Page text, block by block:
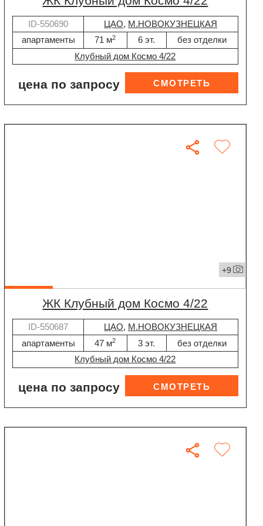
ID-550690 ЦАО, М.НОВОКУЗНЕЦКАЯ
апартаменты
71 м2 6 эт.
без отделки
Клубный дом Космо 4/22
цена по запросу
+9
ЖК Клубный дом Космо 4/22
ID-550687 ЦАО, М.НОВОКУЗНЕЦКАЯ
апартаменты
47 м2 3 эт.
без отделки
Клубный дом Космо 4/22
цена по запросу